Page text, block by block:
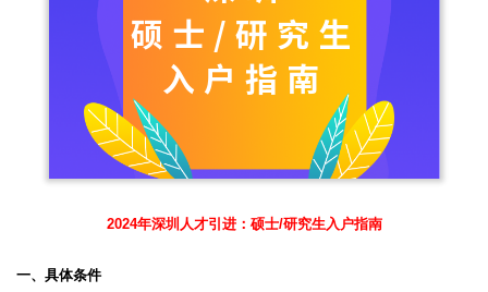
2024年深圳人才引进：硕士/研究生入户指南
一、具体条件